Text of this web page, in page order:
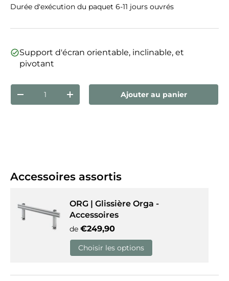
Durée d'exécution du paquet 6-11 jours ouvrés
Support d'écran orientable, inclinable, et
pivotant
Qté
Diminuer la quantitéAugmenter la quantité
Ajouter au panier
Accessoires assortis
ORG | Glissière Orga -
Accessoires
de Prix habituel
€249,90
Choisir les options